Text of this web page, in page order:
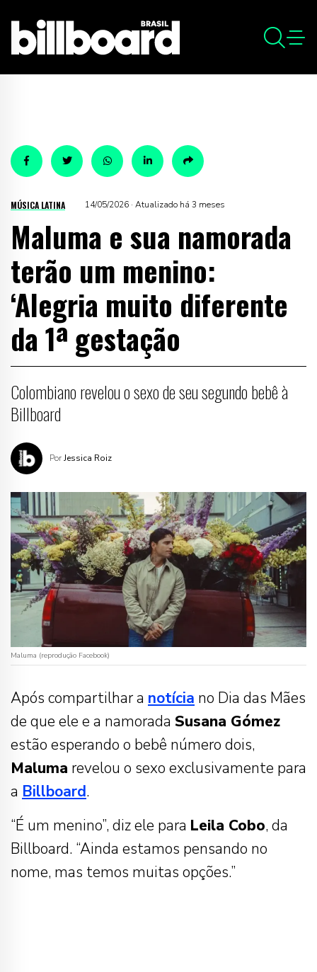
MÚSICA LATINA 14/05/2026 · Atualizado há 3 meses
Maluma e sua namorada
terão um menino:
‘Alegria muito diferente
da 1ª gestação
Colombiano revelou o sexo de seu segundo bebê à
Billboard
PorJessica Roiz
Maluma (reprodução Facebook)
Após compartilhar a notícia no Dia das Mães
de que ele e a namorada Susana Gómez
estão esperando o bebê número dois,
Maluma revelou o sexo exclusivamente para
a Billboard.
“É um menino”, diz ele para Leila Cobo, da
Billboard. “Ainda estamos pensando no
nome, mas temos muitas opções.”